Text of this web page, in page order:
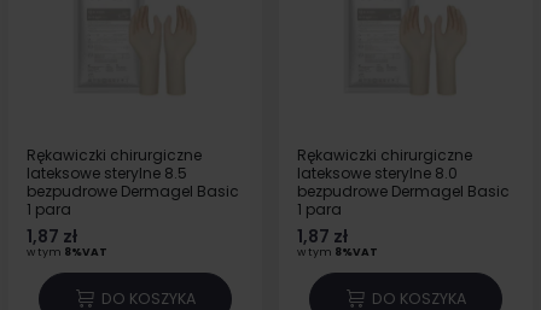
Rękawiczki chirurgiczne
lateksowe sterylne 8.5
bezpudrowe Dermagel Basic
1 para
1,87 zł
w tym 8%VAT
DO KOSZYKA
Rękawiczki chirurgiczne
lateksowe sterylne 8.0
bezpudrowe Dermagel Basic
1 para
1,87 zł
w tym 8%VAT
DO KOSZYKA